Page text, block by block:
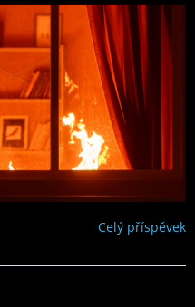
Celý příspěvek